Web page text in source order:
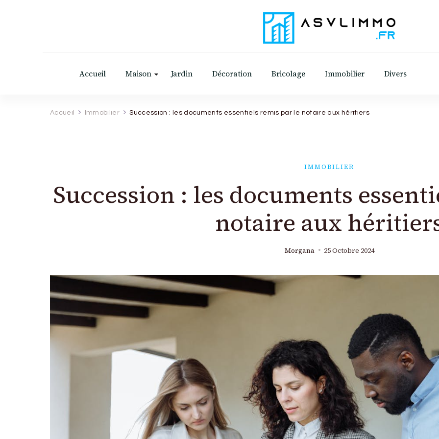
Accueil Maison Jardin Décoration Bricolage Immobilier Divers
Accueil Immobilier Succession : les documents essentiels remis par le notaire aux héritiers
IMMOBILIER
Succession : les documents
notaire aux
Morgana 25 Octobre 2024